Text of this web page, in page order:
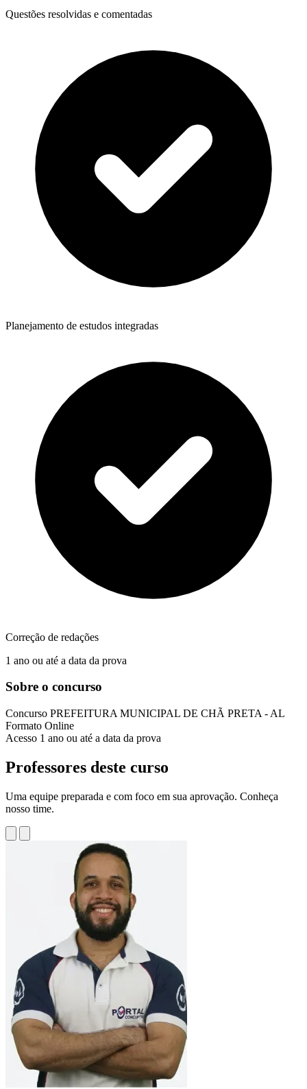
Questões resolvidas e comentadas
Planejamento de estudos integradas
Correção de redações
1 ano ou até a data da prova
Sobre o concurso
Concurso PREFEITURA MUNICIPAL DE CHÃ PRETA - AL
Formato Online
Acesso 1 ano ou até a data da prova
Professores deste curso
Uma equipe preparada e com foco em sua aprovação. Conheça
nosso time.